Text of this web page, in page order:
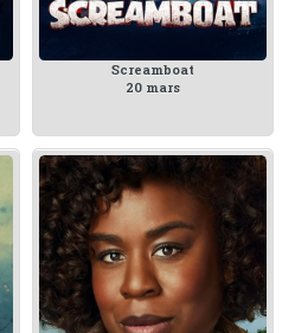
Screamboat
20 mars